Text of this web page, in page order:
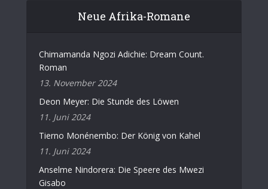
Neue Afrika-Romane
Chimamanda Ngozi Adichie: Dream Count.
Roman
13. November 2024
Deon Meyer: Die Stunde des Löwen
11. Juni 2024
Tierno Monénembo: Der König von Kahel
11. Juni 2024
Anselme Nindorera: Die Speere des Mwezi
Gisabo